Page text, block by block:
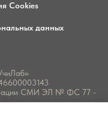
Cookies
данных
СМИ ЭЛ № ФС 77 -